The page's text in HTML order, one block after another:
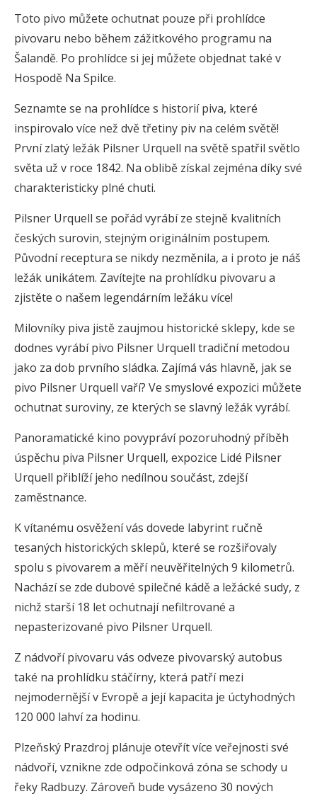
Toto pivo můžete ochutnat pouze při prohlídce
pivovaru nebo během zážitkového programu na
Šalandě. Po prohlídce si jej můžete objednat také v
Hospodě Na Spilce.
Seznamte se na prohlídce s historií piva, které
inspirovalo více než dvě třetiny piv na celém světě!
První zlatý ležák Pilsner Urquell na světě spatřil světlo
světa už v roce 1842. Na oblibě získal zejména díky své
charakteristicky plné chuti.
Pilsner Urquell se pořád vyrábí ze stejně kvalitních
českých surovin, stejným originálním postupem.
Původní receptura se nikdy nezměnila, a i proto je náš
ležák unikátem. Zavítejte na prohlídku pivovaru a
zjistěte o našem legendárním ležáku více!
Milovníky piva jistě zaujmou historické sklepy, kde se
dodnes vyrábí pivo Pilsner Urquell tradiční metodou
jako za dob prvního sládka. Zajímá vás hlavně, jak se
pivo Pilsner Urquell vaří? Ve smyslové expozici můžete
ochutnat suroviny, ze kterých se slavný ležák vyrábí.
Panoramatické kino povypráví pozoruhodný příběh
úspěchu piva Pilsner Urquell, expozice Lidé Pilsner
Urquell přiblíží jeho nedílnou součást, zdejší
zaměstnance.
K vítanému osvěžení vás dovede labyrint ručně
tesaných historických sklepů, které se rozšiřovaly
spolu s pivovarem a měří neuvěřitelných 9 kilometrů.
Nachází se zde dubové spilečné kádě a ležácké sudy, z
nichž starší 18 let ochutnají nefiltrované a
nepasterizované pivo Pilsner Urquell.
Z nádvoří pivovaru vás odveze pivovarský autobus
také na prohlídku stáčírny, která patří mezi
nejmodernější v Evropě a její kapacita je úctyhodných
120 000 lahví za hodinu.
Plzeňský Prazdroj plánuje otevřít více veřejnosti své
nádvoří, vznikne zde odpočinková zóna se schody u
řeky Radbuzy. Zároveň bude vysázeno 30 nových